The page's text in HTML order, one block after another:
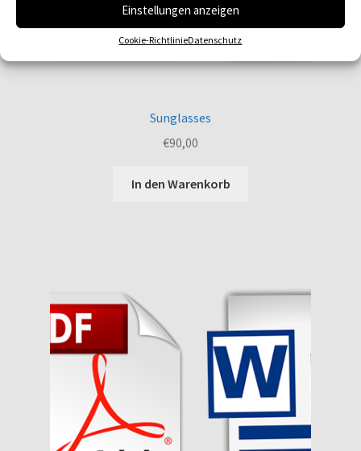
Einstellungen anzeigen
Cookie-RichtlinieDatenschutz
Sunglasses
€90,00
In den Warenkorb